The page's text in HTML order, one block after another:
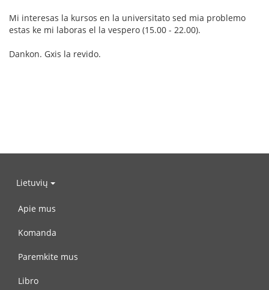
Mi interesas la kursos en la universitato sed mia problemo
estas ke mi laboras el la vespero (15.00 - 22.00).
Dankon. Gxis la revido.
Lietuvių
Apie mus
Komanda
Paremkite mus
Libro